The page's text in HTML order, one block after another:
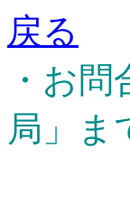
戻る
・お問
局」ま